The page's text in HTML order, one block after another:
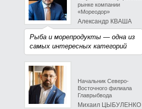
рынке компании
«Мореодор»
Александр КВАША
Рыба и морепродукты — одна из
самых интересных категорий
Начальник Северо-
Восточного филиала
Главрыбвода
Михаил ЦЫБУЛЕНКО